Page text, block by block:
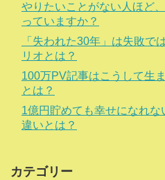
やりたいことがない人ほど
っていますか？
「失われた30年」は失敗
リオとは？
100万PV記事はこうして生
とは？
1億円貯めても幸せになれ
違いとは？
カテゴリー